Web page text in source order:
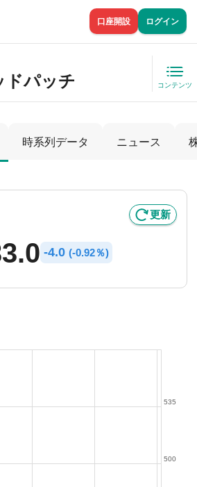
口座開設 ログイン
ドパッチ コンテンツ
時系列データ ニュース
更新
-4.0 (-0.92％)
500
535